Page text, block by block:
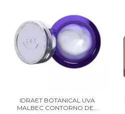
IDRAET BOTANICAL UVA
MALBEC CONTORNO DE...